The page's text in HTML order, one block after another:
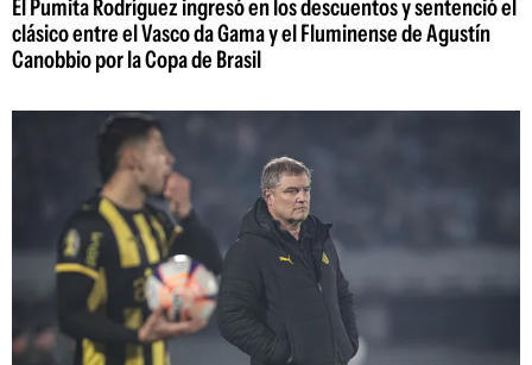
El Pumita Rodríguez ingresó en los descuentos y sentenció el
clásico entre el Vasco da Gama y el Fluminense de Agustín
Canobbio por la Copa de Brasil